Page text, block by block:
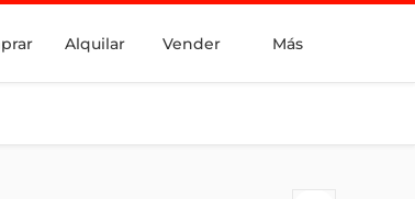
Alquilar Vender Más